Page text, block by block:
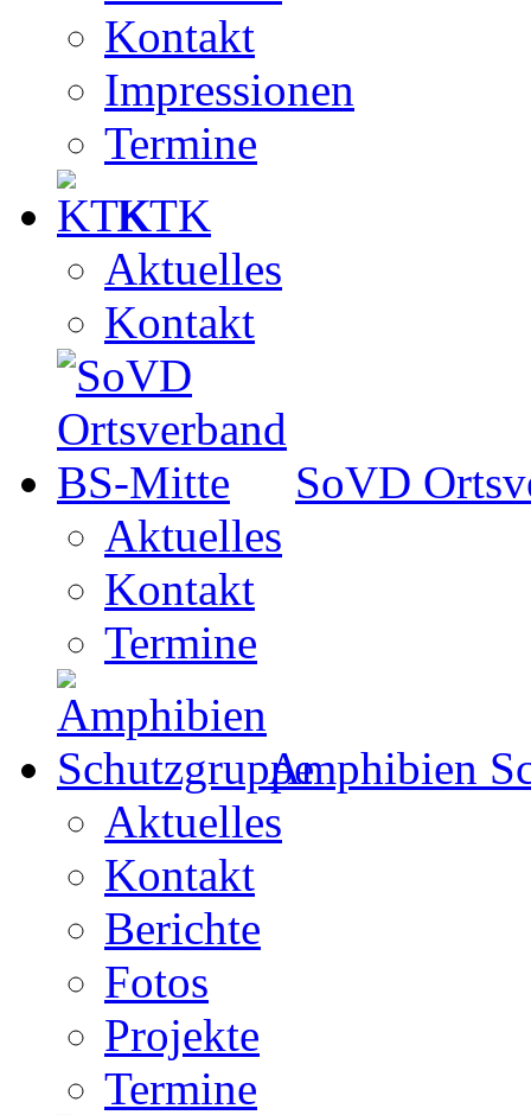
Kontakt
Impressionen
Termine
KTK
Aktuelles
Kontakt
SoVD
Aktuelles
Kontakt
Termine
Amphibien
Aktuelles
Kontakt
Berichte
Fotos
Projekte
Termine